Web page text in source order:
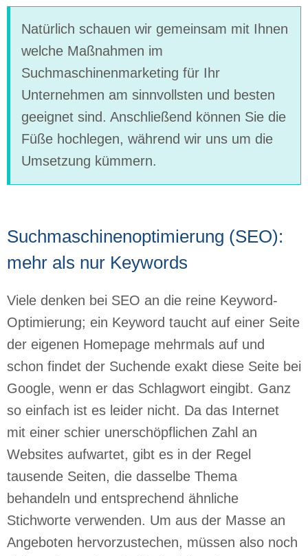
Natürlich schauen wir gemeinsam mit Ihnen
welche Maßnahmen im
Suchmaschinenmarketing für Ihr
Unternehmen am sinnvollsten und besten
geeignet sind. Anschließend können Sie die
Füße hochlegen, während wir uns um die
Umsetzung kümmern.
Suchmaschinenoptimierung (SEO):
mehr als nur Keywords
Viele denken bei SEO an die reine Keyword-
Optimierung; ein Keyword taucht auf einer Seite
der eigenen Homepage mehrmals auf und
schon findet der Suchende exakt diese Seite bei
Google, wenn er das Schlagwort eingibt. Ganz
so einfach ist es leider nicht. Da das Internet
mit einer schier unerschöpflichen Zahl an
Websites aufwartet, gibt es in der Regel
tausende Seiten, die dasselbe Thema
behandeln und entsprechend ähnliche
Stichworte verwenden. Um aus der Masse an
Angeboten hervorzustechen, müssen also noch